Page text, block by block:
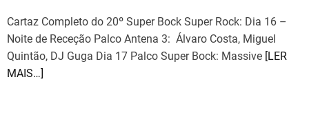
d
i
m
e
Cartaz Completo do 20º Super Bock Super Rock: Dia 16 –
Noite de Receção Palco Antena 3: Álvaro Costa, Miguel
Quintão, DJ Guga Dia 17 Palco Super Bock: Massive [LER
MAIS…]